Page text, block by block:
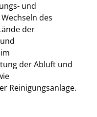
und
des
der
der Abluft und
Reinigungsanlage.